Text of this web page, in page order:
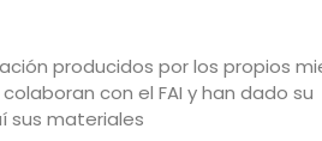
producidos por los propios
con el FAI y han dado su
sus materiales